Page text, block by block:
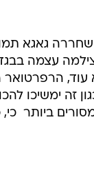
גאגא
עצמה
עוד,
כגון זה ימשיכו
ביותר  כי,